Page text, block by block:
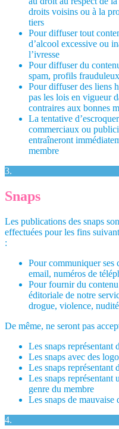
droits voisins ou à la
tiers
Pour diffuser tout
d’alcool excessive ou
l’ivresse
Pour diffuser du
spam, profils
Pour diffuser des liens
pas les lois en vigueur
contraires aux bonnes
La tentative
commerciaux ou
entraîneront
membre
3.
Snaps
Les publications des snaps
effectuées pour les fins
:
Pour communiquer ses
email, numéros de
Pour fournir du
éditoriale de notre
drogue, violence,
De même, ne seront pas
Les snaps représentant
Les snaps avec des
Les snaps représentant
Les snaps représentant
genre du membre
Les snaps de
4.